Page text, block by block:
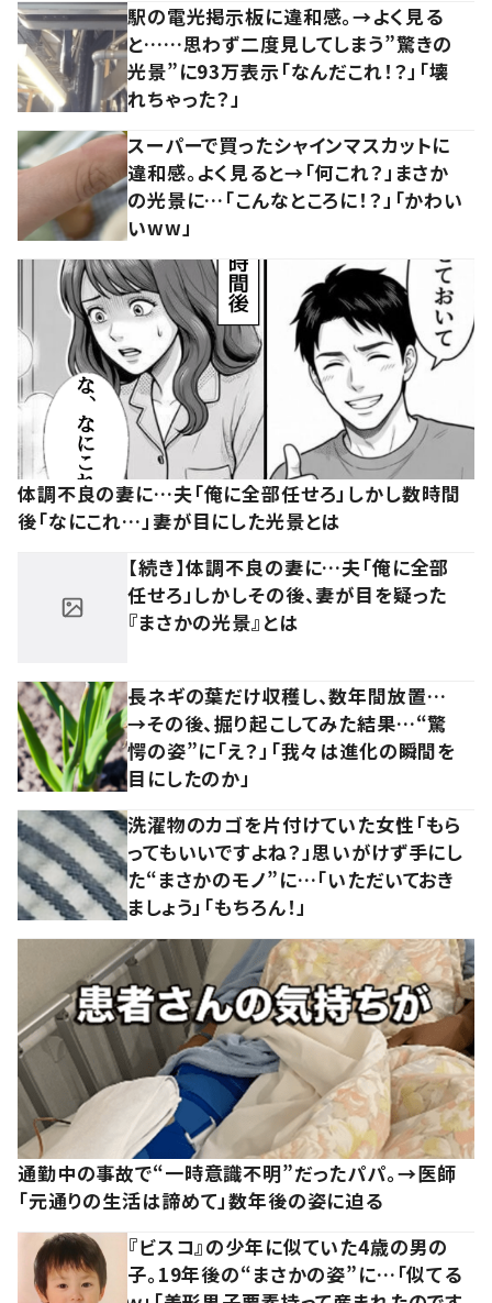
駅の電光掲示板に違和感。→よく見る
と……思わず二度見してしまう”驚きの
光景”に93万表示「なんだこれ！？」「壊
れちゃった？」
スーパーで買ったシャインマスカットに
違和感。よく見ると→「何これ？」まさか
の光景に…「こんなところに！？」「かわい
いww」
体調不良の妻に…夫「俺に全部任せろ」しかし数時間
後「なにこれ…」妻が目にした光景とは
【続き】体調不良の妻に…夫「俺に全部
任せろ」しかしその後、妻が目を疑った
『まさかの光景』とは
長ネギの葉だけ収穫し、数年間放置…
→その後、掘り起こしてみた結果…“驚
愕の姿”に「え？」「我々は進化の瞬間を
目にしたのか」
洗濯物のカゴを片付けていた女性「もら
ってもいいですよね？」思いがけず手にし
た“まさかのモノ”に…「いただいておき
ましょう」「もちろん！」
通勤中の事故で“一時意識不明”だったパパ。→医師
「元通りの生活は諦めて」数年後の姿に迫る
『ビスコ』の少年に似ていた4歳の男の
子。19年後の“まさかの姿”に…「似てる